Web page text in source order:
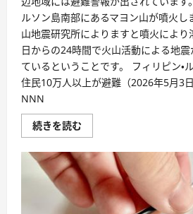
ルソン島南部にあるマヨン山が噴火し
山地震研究所によりますと噴火により
日からの24時間で火山活動による地
ているということです。 フィリピン
住民10万人以上が避難（2026年5月3
NNN
続きを読む